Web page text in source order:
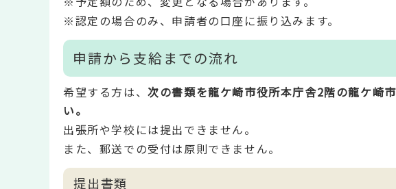
※認定の場合のみ、申請者の口座に振り込みます。
申請から支給までの流れ
希望する方は、次の書類を龍ケ崎市役所本庁舎2階の龍ケ崎
い。
出張所や学校には提出できません。
また、郵送での受付は原則できません。
提出書類